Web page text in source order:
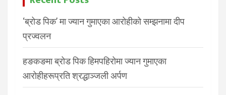
‘ब्रोड पिक’ मा ज्यान गुमाएका आरोहीको सम्झनामा दीप
प्रज्वलन
हङकङमा ब्रोड पिक हिमपहिरोमा ज्यान गुमाएका
आरोहीहरूप्रति श्रद्धाञ्जली अर्पण